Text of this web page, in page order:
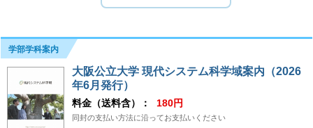
学部学科案内
大阪公立大学 現代システム科学域案内（2026
年6月発行）
料金（送料含）： 180円
同封の支払い方法に沿ってお支払いください